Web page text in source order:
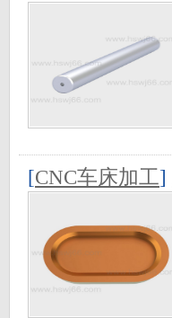
[CNC车床加工]